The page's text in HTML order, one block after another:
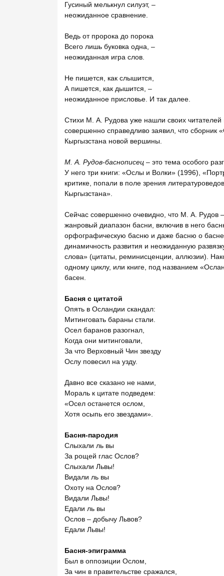
Гусиный мелькнул силуэт, –
неожиданное сравнение.
Ведь от пророка до порока
Всего лишь буковка одна, –
неожиданная игра слов.
Не пишется, как слышится,
А пишется, как дышится, –
неожиданное присловье. И так далее.
Стихи М. А. Рудова уже нашли своих читателей
совершенно справедливо заявил, что сборник
Кыргызстана новой вершины.
М. А. Рудов-баснописец – это тема особого
У него три книги: «Ослы и Волки» (1996),
критике, попали в поле зрения
Кыргызстана».
Сейчас совершенно очевидно, что М. А.
жанровый диапазон басни, включив в него
орфографическую басню и даже басню о
динамичность развития и неожиданную
слова» (цитаты, реминисценции, аллюзии).
одному циклу, или книге, под названием
басен.
Басня с цитатой
Опять в Осландии скандал:
Митинговать бараны стали.
Осел баранов разогнал,
Когда они митинговали,
За что Верховный Чин звезду
Ослу повесил на узду.
Давно все сказано не нами,
Мораль к цитате подведем:
«Осел останется ослом,
Хотя осыпь его звездами».
Басня-пародия
Слыхали ль вы
За рощей глас Ослов?
Слыхали Львы!
Видали ль вы
Охоту на Ослов?
Видали Львы!
Едали ль вы
Ослов – добычу Львов?
Едали Львы!
Басня-эпиграмма
Был в оппозиции Ослом,
За чин в правительстве сражался,